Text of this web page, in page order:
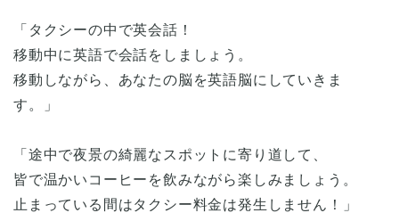
「タクシーの中で英会話！
移動中に英語で会話をしましょう。
移動しながら、あなたの脳を英語脳にしていきま
す。」
「途中で夜景の綺麗なスポットに寄り道して、
皆で温かいコーヒーを飲みながら楽しみましょう。
止まっている間はタクシー料金は発生しません！」